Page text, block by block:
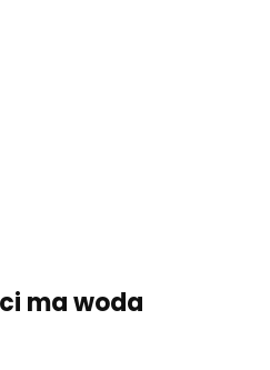
ma woda